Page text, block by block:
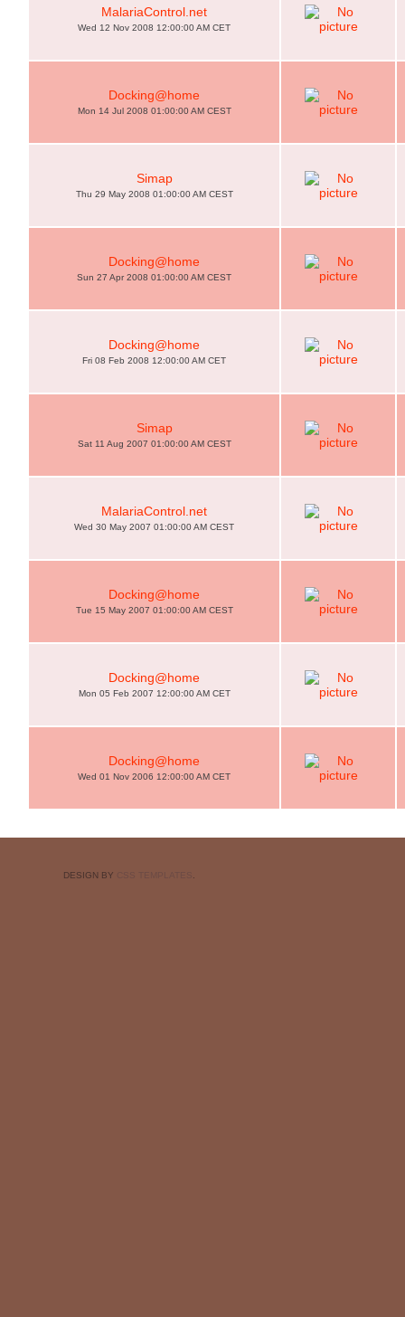
MalariaControl.net
Wed 12 Nov 2008 12:00:00 AM CET
Docking@home
Mon 14 Jul 2008 01:00:00 AM CEST
Simap
Thu 29 May 2008 01:00:00 AM CEST
Docking@home
Sun 27 Apr 2008 01:00:00 AM CEST
Docking@home
Fri 08 Feb 2008 12:00:00 AM CET
Simap
Sat 11 Aug 2007 01:00:00 AM CEST
MalariaControl.net
Wed 30 May 2007 01:00:00 AM CEST
Docking@home
Tue 15 May 2007 01:00:00 AM CEST
Docking@home
Mon 05 Feb 2007 12:00:00 AM CET
Docking@home
Wed 01 Nov 2006 12:00:00 AM CET
DESIGN BY CSS TEMPLATES